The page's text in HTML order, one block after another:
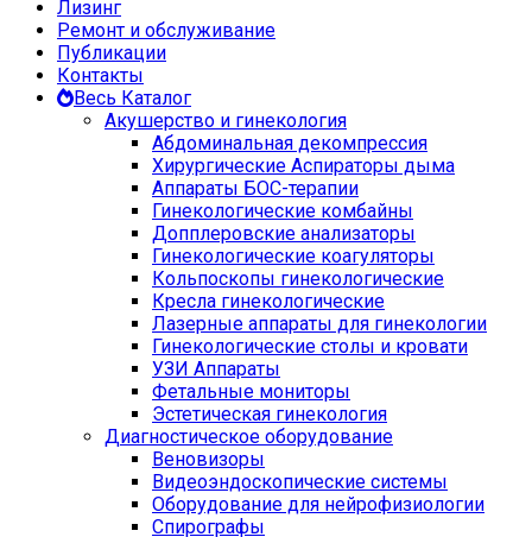
Лизинг
Ремонт и обслуживание
Публикации
Контакты
Весь Каталог
Акушерство и гинекология
Абдоминальная декомпрессия
Хирургические Аспираторы дыма
Аппараты БОС-терапии
Гинекологические комбайны
Допплеровские анализаторы
Гинекологические коагуляторы
Кольпоскопы гинекологические
Кресла гинекологические
Лазерные аппараты для гинекологии
Гинекологические столы и кровати
УЗИ Аппараты
Фетальные мониторы
Эстетическая гинекология
Диагностическое оборудование
Веновизоры
Видеоэндоскопические системы
Оборудование для нейрофизиологии
Спирографы